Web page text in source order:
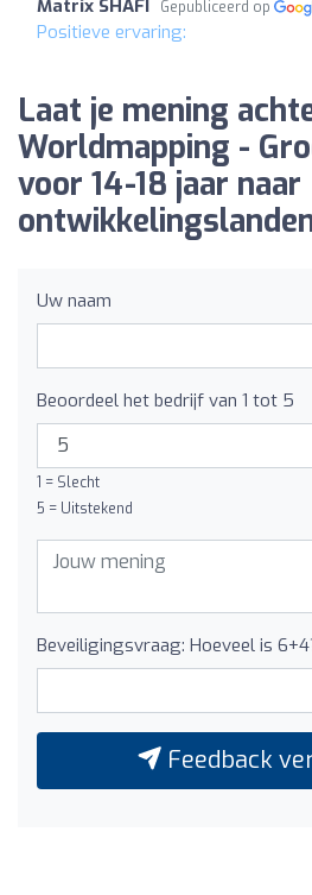
Matrix SHAFI Gepubliceerd op
Positieve ervaring:
Laat je mening
Worldmapping -
voor 14-18 jaar naar
Uw naam
Beoordeel het bedrijf van 1 tot 5
1 = Slecht
5 = Uitstekend
Beveiligingsvraag: Hoeveel is
Feedback